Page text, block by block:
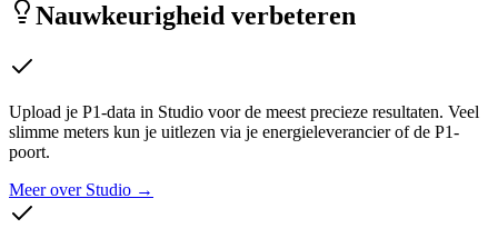
Nauwkeurigheid verbeteren
Upload je P1-data in Studio voor de meest precieze resultaten. Veel
slimme meters kun je uitlezen via je energieleverancier of de P1-
poort.
Meer over Studio →